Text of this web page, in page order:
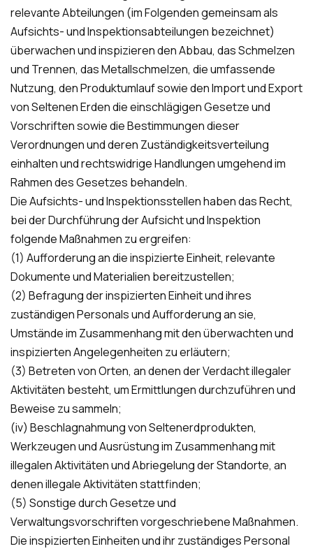
relevante Abteilungen (im Folgenden gemeinsam als
Aufsichts- und Inspektionsabteilungen bezeichnet)
überwachen und inspizieren den Abbau, das Schmelzen
und Trennen, das Metallschmelzen, die umfassende
Nutzung, den Produktumlauf sowie den Import und Export
von Seltenen Erden die einschlägigen Gesetze und
Vorschriften sowie die Bestimmungen dieser
Verordnungen und deren Zuständigkeitsverteilung
einhalten und rechtswidrige Handlungen umgehend im
Rahmen des Gesetzes behandeln.
Die Aufsichts- und Inspektionsstellen haben das Recht,
bei der Durchführung der Aufsicht und Inspektion
folgende Maßnahmen zu ergreifen:
(1) Aufforderung an die inspizierte Einheit, relevante
Dokumente und Materialien bereitzustellen;
(2) Befragung der inspizierten Einheit und ihres
zuständigen Personals und Aufforderung an sie,
Umstände im Zusammenhang mit den überwachten und
inspizierten Angelegenheiten zu erläutern;
(3) Betreten von Orten, an denen der Verdacht illegaler
Aktivitäten besteht, um Ermittlungen durchzuführen und
Beweise zu sammeln;
(iv) Beschlagnahmung von Seltenerdprodukten,
Werkzeugen und Ausrüstung im Zusammenhang mit
illegalen Aktivitäten und Abriegelung der Standorte, an
denen illegale Aktivitäten stattfinden;
(5) Sonstige durch Gesetze und
Verwaltungsvorschriften vorgeschriebene Maßnahmen.
Die inspizierten Einheiten und ihr zuständiges Personal